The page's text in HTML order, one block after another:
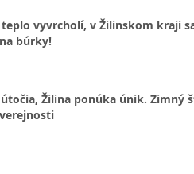
vyvrcholí, v Žilinskom kraji
búrky!
Žilina ponúka únik. Zimný